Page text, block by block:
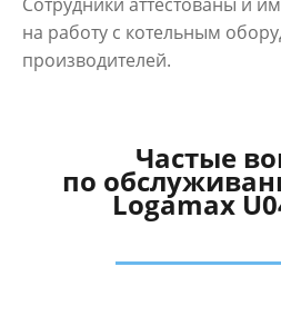
на работу с котельным
производителей.
Частые
по
Logamax